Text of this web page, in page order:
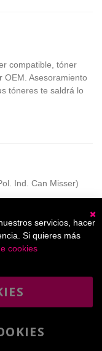
compatible, tóner
OEM. Asesoramiento
tóneres te saldrá lo
Ind. Can Misser)
privacidad
servicios, hacer
Si quieres más
cookies